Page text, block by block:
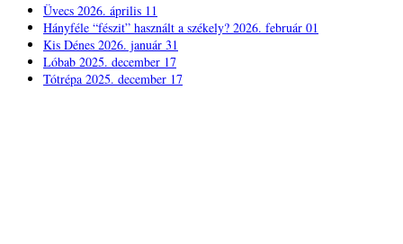
Üvecs 2026. április 11
Hányféle “fészit” használt a székely? 2026. február 01
Kis Dénes 2026. január 31
Lóbab 2025. december 17
Tótrépa 2025. december 17